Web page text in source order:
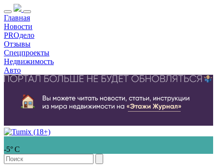
Главная
Новости
PROдело
Отзывы
Спецпроекты
Недвижимость
Авто
-5° С